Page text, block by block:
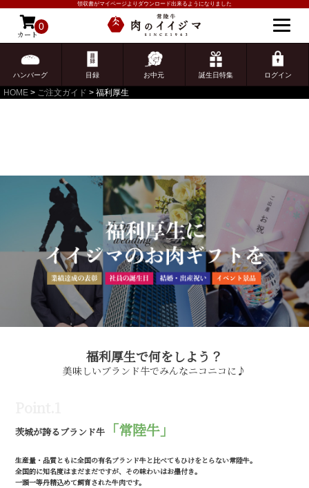
領収書がマイページよりダウンロード出来るようになりました
カート
0
ハンバーグ 目録 お中元 誕生日特集 ログイン
ゲスト 様こんにちは
ログイン
HOME ご注文ガイド 福利厚生
福利厚生で何をしよう？
美味しいブランド牛でみんなニコニコに♪
茨城が誇るブランド牛 「常陸牛」
生産量・品質ともに全国の有名ブランド牛と比べてもひけをとらない常陸牛。
全国的に知名度はまだまだですが、その味わいはお墨付き。
一頭一等丹精込めて飼育された牛肉です。